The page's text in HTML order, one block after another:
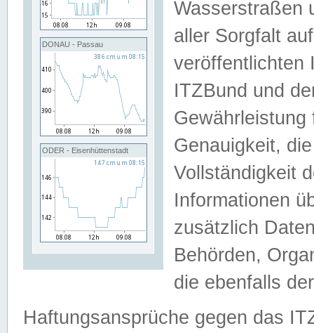
DONAU - Passau
ODER - Eisenhüttenstadt
Wasserstraßen
aller Sorgfalt
veröffentlichten
ITZBund und
Genauigkeit,
Vollständigkeit
Informationen
zusätzlich
Behörden,
die ebenfalls
Haftungsansprüche gegen das